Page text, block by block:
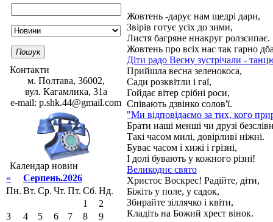
Пошук
Контакти
м. Полтава, 36002,
вул. Кагамлика, 31а
e-mail: p.shk.44@gmail.com
Календар новин
«
Серпень.2026
Пн. Вт. Ср. Чт. Пт. Сб. Нд.
1
2
3
4 5 6 7 8
9
Жовтень -дарує нам щедрі дари,
Звірів готує усіх до зими,
Листя багряне ннакруг ролзсипає.
Жовтень про всіх нас так гарно
Діти радо Весну зустрічали -
Прийшла весна зеленокоса,
Сади розквітли і гаї,
Гойдає вітер срібні роси,
Співають дзвінко солов'ї.
"Ми відповідаємо за тих, кого
Брати наші менші чи друзі
Такі часом милі, довірливі ніжні.
Буває часом і хижі і грізні,
І долі бувають у кожного різні!
Великоднє свято
Христос Воскрес! Радійте, діти,
Біжіть у поле, у садок,
Збирайте зіллячко і квіти,
Кладіть на Божий хрест вінок.